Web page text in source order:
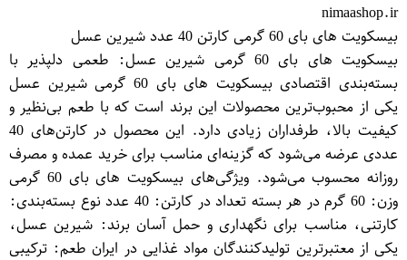
nimaashop.ir
بیسکویت های بای 60 گرمی کارتن 40 عدد شیرین عسل
بیسکویت های بای 60 گرمی شیرین عسل: طعمی دلپذیر با
بسته‌بندی اقتصادی بیسکویت های بای 60 گرمی شیرین عسل
یکی از محبوب‌ترین محصولات این برند است که با طعم بی‌نظیر و
کیفیت بالا، طرفداران زیادی دارد. این محصول در کارتن‌های 40
عددی عرضه می‌شود که گزینه‌ای مناسب برای خرید عمده و مصرف
روزانه محسوب می‌شود. ویژگی‌های بیسکویت های بای 60 گرمی
وزن: 60 گرم در هر بسته تعداد در کارتن: 40 عدد نوع بسته‌بندی:
کارتنی، مناسب برای نگهداری و حمل آسان برند: شیرین عسل،
یکی از معتبرترین تولیدکنندگان مواد غذایی در ایران طعم: ترکیبی